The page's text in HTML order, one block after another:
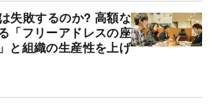
失敗するのか? 高額な
「フリーアドレスの座
と組織の生産性を上げ